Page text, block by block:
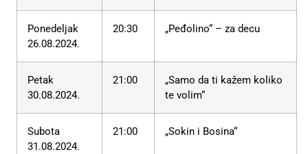
Ponedeljak
26.08.2024.
20:30 „Peđolino“ – za decu
Petak
30.08.2024.
21:00
„Samo da ti kažem koliko
te volim“
Subota
31.08.2024.
21:00 „Sokin i Bosina“